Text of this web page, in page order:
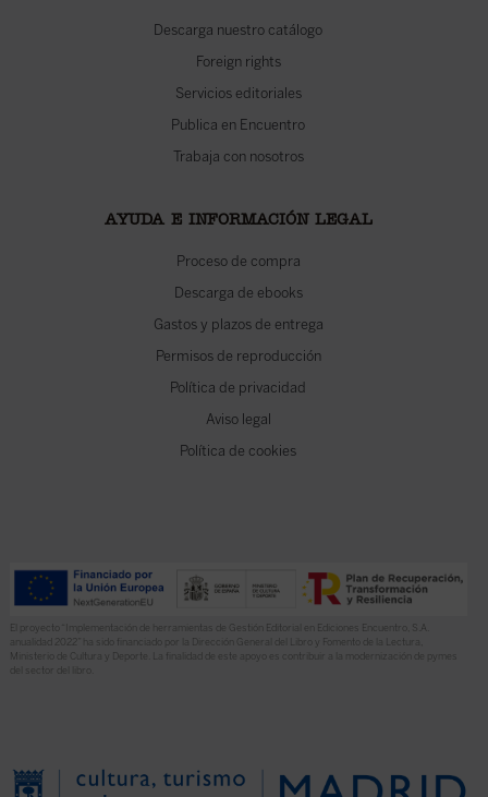
Descarga nuestro catálogo
Foreign rights
Servicios editoriales
Publica en Encuentro
Trabaja con nosotros
AYUDA E INFORMACIÓN LEGAL
Proceso de compra
Descarga de ebooks
Gastos y plazos de entrega
Permisos de reproducción
Política de privacidad
Aviso legal
Política de cookies
El proyecto “Implementación de herramientas de Gestión Editorial en Ediciones Encuentro, S.A.
anualidad 2022” ha sido financiado por la Dirección General del Libro y Fomento de la Lectura,
Ministerio de Cultura y Deporte. La finalidad de este apoyo es contribuir a la modernización de pymes
del sector del libro.